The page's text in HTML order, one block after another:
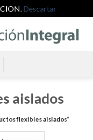
Descartar
aislados
flexibles aislados”